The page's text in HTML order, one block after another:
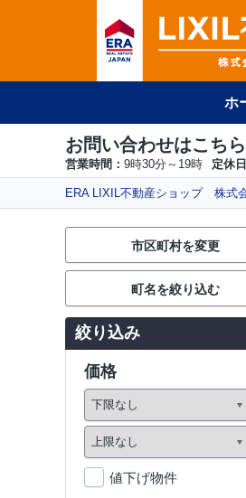
ホ
お問い合わせはこちら
営業時間： 9時30分～19時 定休日
ERA LIXIL不動産ショップ 株式
市区町村を変更
町名を絞り込む
絞り込み
価格
値下げ物件